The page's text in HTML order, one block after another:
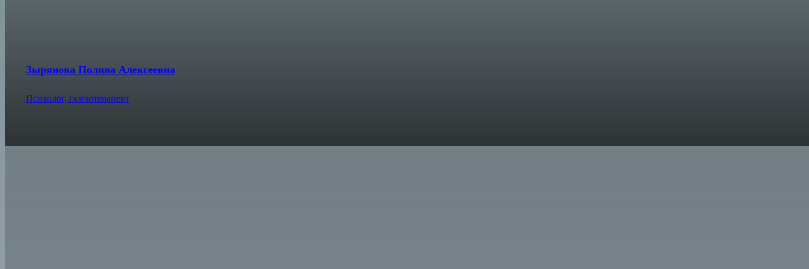
Зырянова Полина Алексеевна
Психолог, психотерапевт